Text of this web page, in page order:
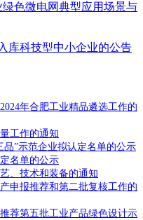
色微电网典型应用场景与
库科技型中小企业的公告
年合肥工业精品遴选工作的
工作的通知
品”示范企业拟认定名单的公示
名单的公示
、技术和装备的通知
申报推荐和第二批复核工作的
荐第五批工业产品绿色设计示